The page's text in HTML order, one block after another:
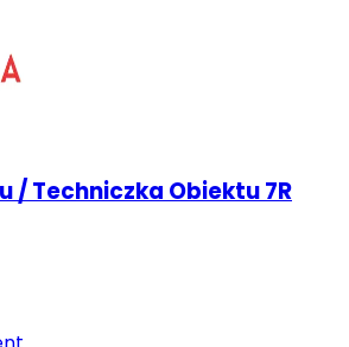
/ Techniczka Obiektu 7R